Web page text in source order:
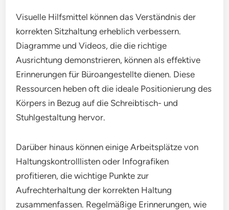
Visuelle Hilfsmittel können das Verständnis der
korrekten Sitzhaltung erheblich verbessern.
Diagramme und Videos, die die richtige
Ausrichtung demonstrieren, können als effektive
Erinnerungen für Büroangestellte dienen. Diese
Ressourcen heben oft die ideale Positionierung des
Körpers in Bezug auf die Schreibtisch- und
Stuhlgestaltung hervor.
Darüber hinaus können einige Arbeitsplätze von
Haltungskontrolllisten oder Infografiken
profitieren, die wichtige Punkte zur
Aufrechterhaltung der korrekten Haltung
zusammenfassen. Regelmäßige Erinnerungen, wie